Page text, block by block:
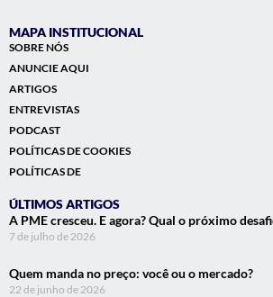
MAPA INSTITUCIONAL
SOBRE NÓS
ANUNCIE AQUI
ARTIGOS
ENTREVISTAS
PODCAST
POLÍTICAS DE COOKIES
POLÍTICAS DE
ÚLTIMOS ARTIGOS
A PME cresceu. E agora? Qual o próximo
7 de julho de 2026
Quem manda no preço: você ou o mercado?
22 de junho de 2026